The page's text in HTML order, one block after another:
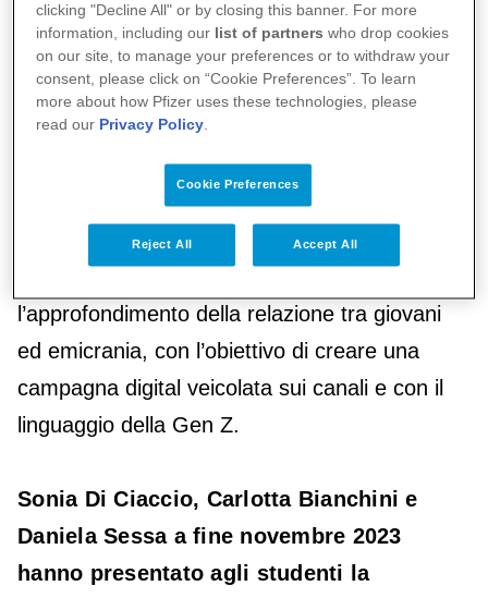
Pfizer.
Al corso diComunicazione d’Impresa, ho
avuto la possibilità di
competenze teoriche ad un contesto reale
lavorando a un’iniziativa di sensibilizzazione
sull’emicrania rivolta ai miei coetanei. Un
l’approfondimento della relazione tra giovani
ed emicrania, con l’obiettivo di creare una
campagna digital veicolata sui canali e con il
linguaggio della Gen Z.
Sonia Di Ciaccio, Carlotta Bianchini e
Daniela Sessa a fine novembre 2023
hanno presentato agli studenti la
clicking "Decline All" or by closing this banner. For more
information, including our list of partners who drop cookies
on our site, to manage your preferences or to withdraw your
consent, please click on “Cookie Preferences”. To learn
more about how Pfizer uses these technologies, please
read our Privacy Policy
Cookie Preferences
Reject All Accept All